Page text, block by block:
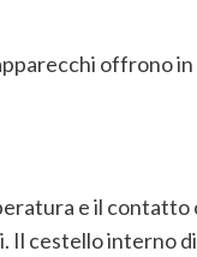
offrono
e il contatto
Il cestello interno